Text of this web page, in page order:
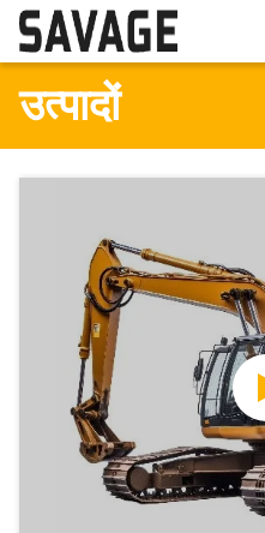
उत्पादों